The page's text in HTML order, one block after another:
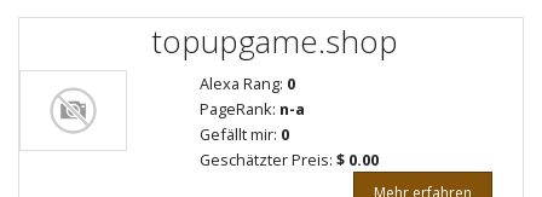
topupgame.shop
Alexa Rang: 0
PageRank: n-a
Gefällt mir: 0
Geschätzter Preis: $ 0.00
Mehr erfahren